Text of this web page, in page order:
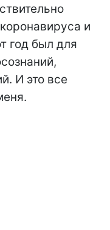
и
год был для
И это все